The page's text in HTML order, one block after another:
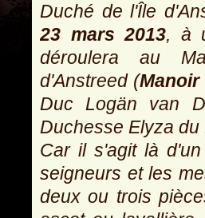
Duché de l'Île
23 mars 2013, à
déroulera au
d'Anstreed (Manoir
Duc Logän van
Duchesse Elyza
Car il s'agit là
seigneurs et les
deux ou trois